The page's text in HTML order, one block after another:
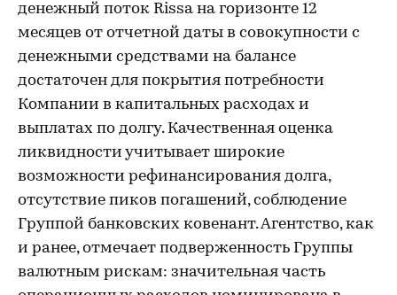
денежный поток Rissa на горизонте 12
месяцев от отчетной даты в совокупности с
денежными средствами на балансе
достаточен для покрытия потребности
Компании в капитальных расходах и
выплатах по долгу. Качественная оценка
ликвидности учитывает широкие
возможности рефинансирования долга,
отсутствие пиков погашений, соблюдение
Группой банковских ковенант. Агентство, как
и ранее, отмечает подверженность Группы
валютным рискам: значительная часть